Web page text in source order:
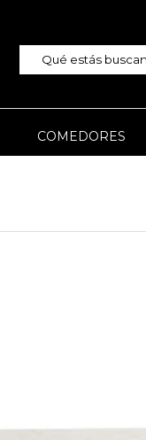
COMEDORES